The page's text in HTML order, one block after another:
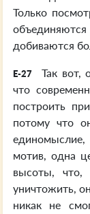
Только
добиваются
E-27
Так вот,
что
построить
потому что
мотив, одна
высоты, что,
уничтожить,
никак не